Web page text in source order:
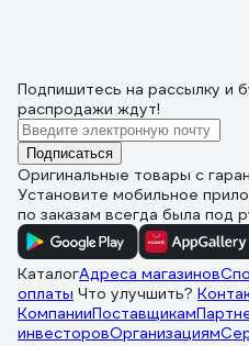
Подпишитесь на рассылку и
распродажи ждут!
Подписаться
Оригинальные товары с
Установите мобильное
по заказам всегда была под
КаталогАдреса магазинов
оплаты Что улучшить?
КомпанииПоставщикам
инвесторовОрганизациям